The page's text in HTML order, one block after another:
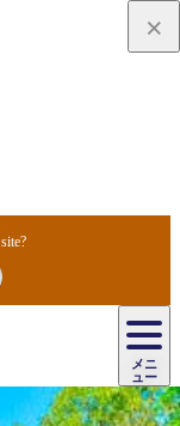
site?
メニ
ュー